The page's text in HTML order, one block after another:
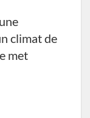
climat de
met